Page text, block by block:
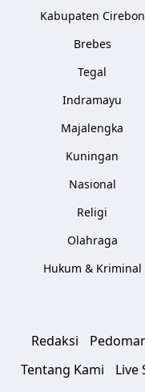
Kabupaten Cirebon
Brebes
Tegal
Indramayu
Majalengka
Kuningan
Nasional
Religi
Olahraga
Hukum & Kriminal
Redaksi
Tentang Kami
Live